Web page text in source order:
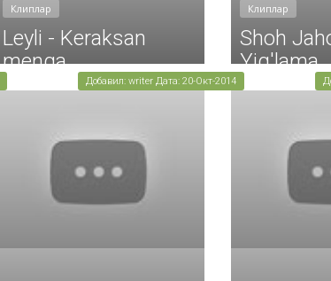
Клиплар
Leyli - Keraksan
menga
Клиплар
Shoh
Yig'lama
Добавил: writer Дата: 20-Окт-2014